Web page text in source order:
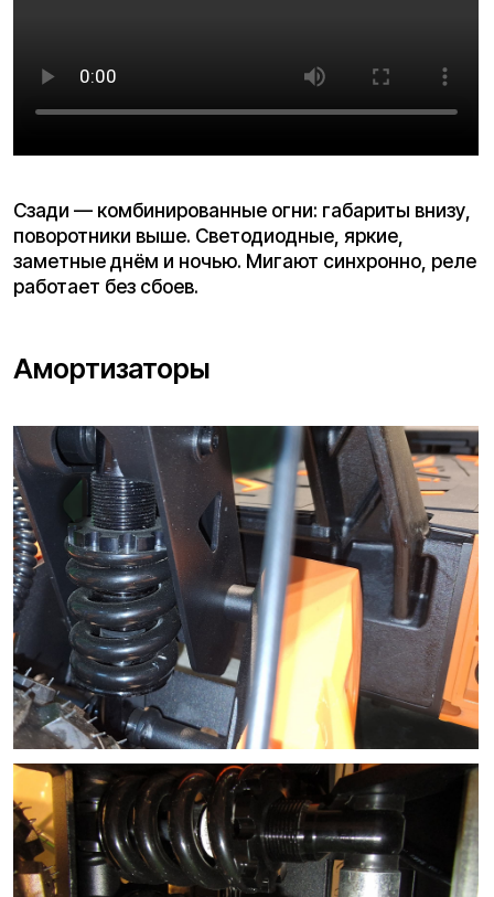
Понятно
Сердце аппарата — литий-ионная батарея 60V
(перед снятием платформы их нужно аккуратно
езды, рельефа и веса райдера.
Зарядное устройство
Порт зарядки расположен на боковой стороне
рамы. Зарядка идёт стабильно, блок не
перегревается. Время полной зарядки
аккумулятора — около 8 часов.
Контроллеры